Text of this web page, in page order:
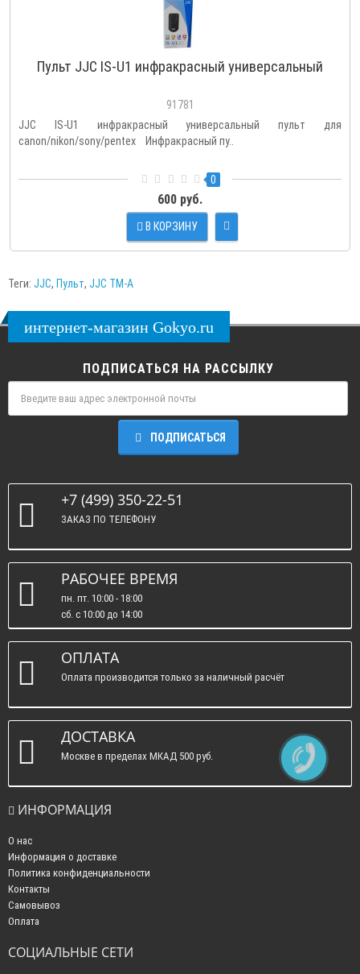
Пульт JJC IS-U1 инфракрасный универсальный
91781
JJC IS-U1 инфракрасный универсальный пульт для
canon/nikon/sony/pentex Инфракрасный пу..
0
600 руб.
В КОРЗИНУ
Теги: JJC, Пульт, JJC TM-A
интернет-магазин Gokyo.ru
ПОДПИСАТЬСЯ НА РАССЫЛКУ
ПОДПИСАТЬСЯ
+7 (499) 350-22-51
ЗАКАЗ ПО ТЕЛЕФОНУ
РАБОЧЕЕ ВРЕМЯ
пн. пт. 10:00 - 18:00
сб. c 10:00 до 14:00
вс. : выходные.
ОПЛАТА
Оплата производится только за наличный расчёт
ДОСТАВКА
Москве в пределах МКАД 500 руб.
ИНФОРМАЦИЯ
О нас
Информация о доставке
Политика конфиденциальности
Контакты
Самовывоз
Оплата
СОЦИАЛЬНЫЕ СЕТИ